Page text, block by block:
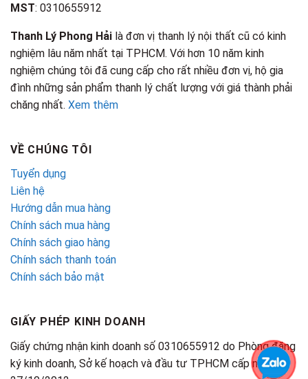
MST: 0310655912
Thanh Lý Phong Hải là đơn vị thanh lý nội thất cũ có kinh
nghiệm lâu năm nhất tại TPHCM. Với hơn 10 năm kinh
nghiệm chúng tôi đã cung cấp cho rất nhiều đơn vị, hộ gia
đình những sản phẩm thanh lý chất lượng với giá thành phải
chăng nhất. Xem thêm
VỀ CHÚNG TÔI
Tuyển dụng
Liên hệ
Hướng dẫn mua hàng
Chính sách mua hàng
Chính sách giao hàng
Chính sách thanh toán
Chính sách bảo mật
GIẤY PHÉP KINH DOANH
Giấy chứng nhận kinh doanh số 0310655912 do Phòng đăng
ký kinh doanh, Sở kế hoạch và đầu tư TPHCM cấp ngày